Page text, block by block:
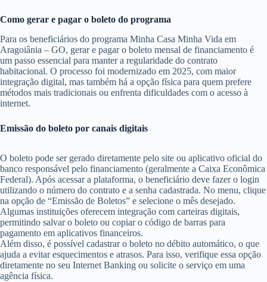
Como gerar e pagar o boleto do programa
Para os beneficiários do programa Minha Casa Minha Vida em
Aragoiânia – GO, gerar e pagar o boleto mensal de financiamento é
um passo essencial para manter a regularidade do contrato
habitacional. O processo foi modernizado em 2025, com maior
integração digital, mas também há a opção física para quem prefere
métodos mais tradicionais ou enfrenta dificuldades com o acesso à
internet.
Emissão do boleto por canais digitais
O boleto pode ser gerado diretamente pelo site ou aplicativo oficial do
banco responsável pelo financiamento (geralmente a Caixa Econômica
Federal). Após acessar a plataforma, o beneficiário deve fazer o login
utilizando o número do contrato e a senha cadastrada. No menu, clique
na opção de “Emissão de Boletos” e selecione o mês desejado.
Algumas instituições oferecem integração com carteiras digitais,
permitindo salvar o boleto ou copiar o código de barras para
pagamento em aplicativos financeiros.
Além disso, é possível cadastrar o boleto no débito automático, o que
ajuda a evitar esquecimentos e atrasos. Para isso, verifique essa opção
diretamente no seu Internet Banking ou solicite o serviço em uma
agência física.